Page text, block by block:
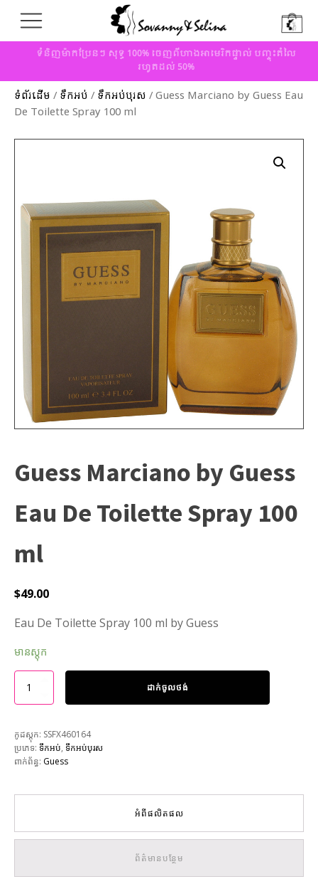
ទំនិញម៉ាកប្រែនៗ សុទ្ធ 100% ចេញពីហាងអាមេរិកផ្ទាល់ បញ្ចុះតំលៃ
រហូតដល់ 50%
ទំព័រដើម / ទឹកអប់ / ទឹកអប់បុរស / Guess Marciano by Guess Eau
De Toilette Spray 100 ml
Guess Marciano by Guess
Eau De Toilette Spray 100
ml
$49.00
Eau De Toilette Spray 100 ml by Guess
មានស្តុក
ដាក់ចូលថង់
កូដស្តុក: SSFX460164
ប្រភេទ: ទឹកអប់, ទឹកអប់បុរស
ពាក់ព័ន្ធ: Guess
អំពីផលិតផល
ព័ត៌មានបន្ថែម